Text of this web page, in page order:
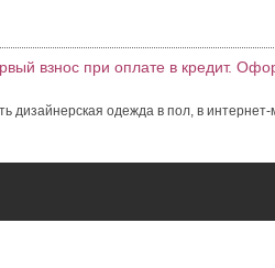
взнос при оплате в кредит.
дизайнерская одежда в пол, в